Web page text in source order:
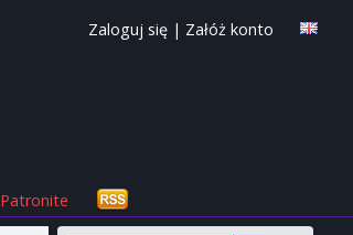
Zaloguj się | Załóż konto
Patronite